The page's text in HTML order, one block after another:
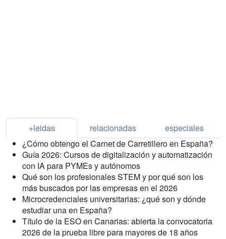
+leidas relacionadas
especiales
¿Cómo obtengo el Carnet de Carretillero en España?
Guía 2026: Cursos de digitalización y automatización
con IA para PYMEs y autónomos
Qué son los profesionales STEM y por qué son los
más buscados por las empresas en el 2026
Microcredenciales universitarias: ¿qué son y dónde
estudiar una en España?
Título de la ESO en Canarias: abierta la convocatoria
2026 de la prueba libre para mayores de 18 años